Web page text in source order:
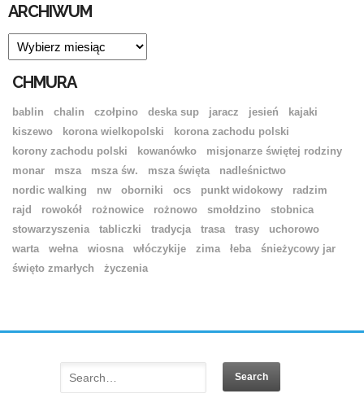
ARCHIWUM
ARCHIWUM
CHMURA
bablin chalin czołpino deska sup jaracz jesień
kajaki
kiszewo
korona wielkopolski
korona zachodu polski
korony zachodu polski
kowanówko
misjonarze świętej rodziny
monar
msza msza św. msza święta
nadleśnictwo
nordic walking
nw oborniki ocs punkt widokowy
radzim
rajd
rowokół rożnowice rożnowo smołdzino
stobnica
stowarzyszenia
tabliczki tradycja trasa trasy
uchorowo
warta
wełna wiosna włóczykije zima łeba
śnieżycowy jar
święto zmarłych
życzenia